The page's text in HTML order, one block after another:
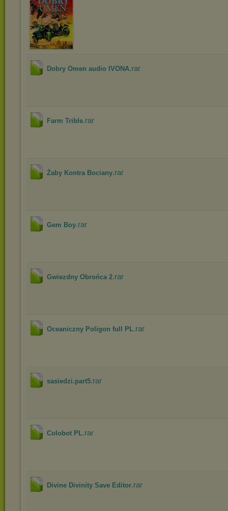
Dobry Omen audio IVONA.rar
Farm Trible.rar
Żaby Kontra Bociany.rar
Gem Boy.rar
Gwiezdny Obrońca 2.rar
Oceaniczny Poligon full PL.rar
sasiedzi.part5.rar
Colobot PL.rar
Divine Divinity Save Editor.rar